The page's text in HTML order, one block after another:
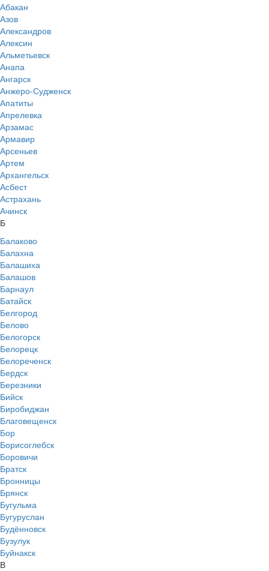
Абакан
Азов
Александров
Алексин
Альметьевск
Анапа
Ангарск
Анжеро-Судженск
Апатиты
Апрелевка
Арзамас
Армавир
Арсеньев
Артем
Архангельск
Асбест
Астрахань
Ачинск
Б
Балаково
Балахна
Балашиха
Балашов
Барнаул
Батайск
Белгород
Белово
Белогорск
Белорецк
Белореченск
Бердск
Березники
Бийск
Биробиджан
Благовещенск
Бор
Борисоглебск
Боровичи
Братск
Бронницы
Брянск
Бугульма
Бугуруслан
Будённовск
Бузулук
Буйнакск
В